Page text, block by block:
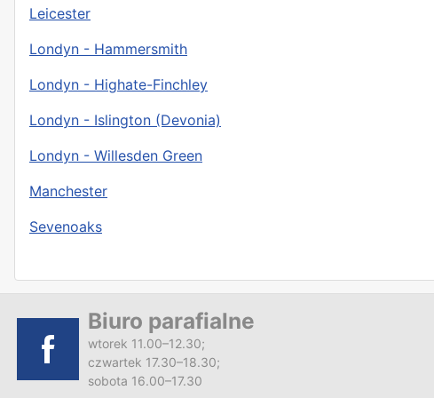
Leicester
Londyn - Hammersmith
Londyn - Highate-Finchley
Londyn - Islington (Devonia)
Londyn - Willesden Green
Manchester
Sevenoaks
Biuro parafialne
wtorek 11.00–12.30;
czwartek 17.30–18.30;
sobota 16.00–17.30